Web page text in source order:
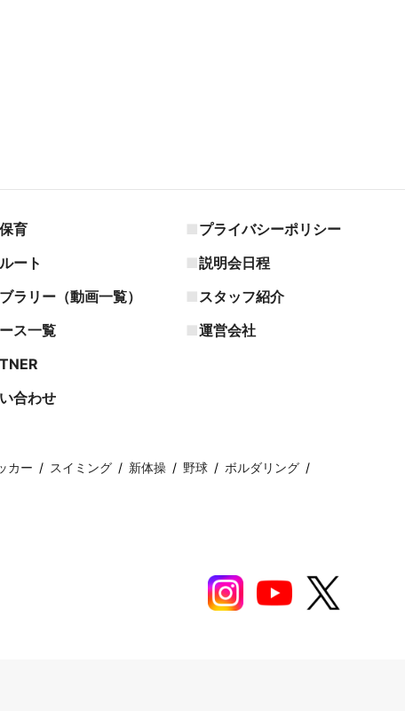
カー スイミング 新体操 野球
ボルダリング
育
ート
ラリー（動画一覧）
ス一覧
合わせ
プライバシーポリシー
説明会日程
スタッフ紹介
運営会社